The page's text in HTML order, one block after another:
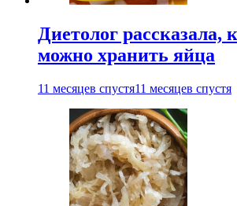
Диетолог рассказала,
можно хранить яйца
11 месяцев спустя11 месяцев спустя